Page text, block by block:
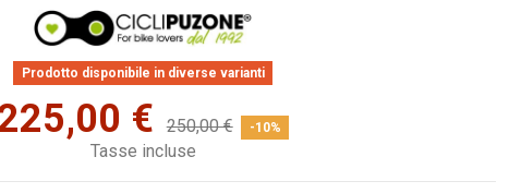
Prodotto disponibile in diverse varianti
€ 250,00 € -10%
Tasse incluse